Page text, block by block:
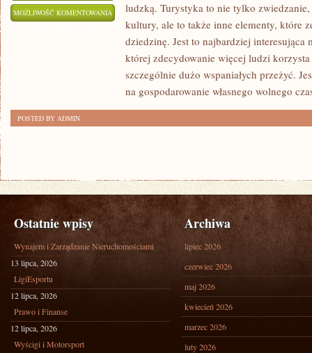
MOŻLIWOŚĆ KOMENTOWANIA KOMFORTOWY
WYPOCZYNEK
ludzką. Turystyka to nie tylko
kultury, ale to także inne elementy, które
dziedzinę. Jest to najbardziej interesująca
której zdecydowanie więcej ludzi
szczególnie dużo wspaniałych przeżyć.
na gospodarowanie własnego wolnego
POSTED BY ADMIN
Ostatnie wpisy
Wynajem i Zarządzanie Nieruchomościami
13 lipca, 2026
LigiEsportu
12 lipca, 2026
Prawo i Finanse
12 lipca, 2026
Wyścigi i Motorsport
Archiwa
lipiec 2026
czerwiec 2026
maj 2026
kwiecień 2026
marzec 2026
luty 2026